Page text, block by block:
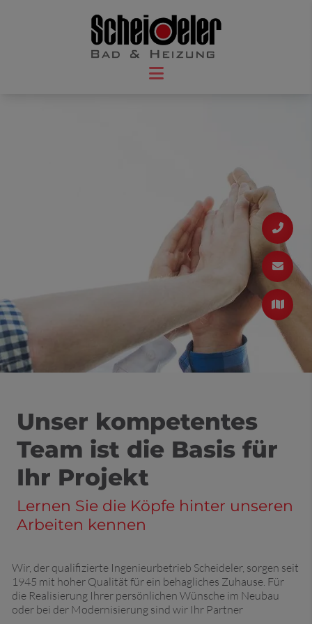
Unser kompetentes
Team ist die Basis für
Ihr Projekt
Lernen Sie die Köpfe hinter unseren
Arbeiten kennen
Wir, der qualifizierte Ingenieurbetrieb Scheideler, sorgen seit
1945 mit hoher Qualität für ein behagliches Zuhause. Für
die Realisierung Ihrer persönlichen Wünsche im Neubau
oder bei der Modernisierung sind wir Ihr Partner